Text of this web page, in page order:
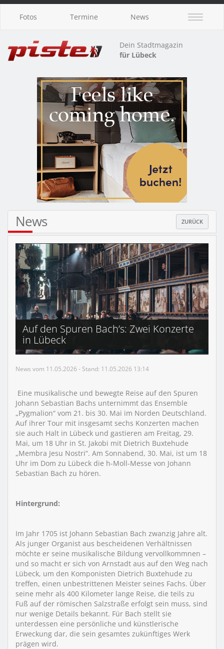
Fotos Termine News
Dein Stadtmagazin
für Lübeck
News ZURÜCK
Auf den Spuren Bach’s: Zwei Konzerte
in Lübeck
News vom 11.05.2026 - Stand: 11.05.2026 13:14
Eine musikalische und bewegte Reise auf den Spuren
Johann Sebastian Bachs unternimmt das Ensemble
„Pygmalion“ vom 21. bis 30. Mai im Norden Deutschland.
Auf ihrer Tour mit insgesamt sechs Konzerten machen
sie auch Halt in Lübeck und gastieren am Freitag, 29.
Mai, um 18 Uhr in St. Jakobi mit Dietrich Buxtehude
„Membra Jesu Nostri“. Am Sonnabend, 30. Mai, ist um 18
Uhr im Dom zu Lübeck die h-Moll-Messe von Johann
Sebastian Bach zu hören.
Hintergrund:
Im Jahr 1705 ist Johann Sebastian Bach zwanzig Jahre alt.
Als junger Organist aus bescheidenen Verhältnissen
möchte er seine musikalische Bildung vervollkommnen –
und so macht er sich von Arnstadt aus auf den Weg nach
Lübeck, um den Komponisten Dietrich Buxtehude zu
treffen, einen unbestrittenen Meister seines Fachs. Über
seine mehr als 400 Kilometer lange Reise, die teils zu
Fuß auf der römischen Salzstraße erfolgt sein muss, sind
nur wenige Details bekannt. Für Bach stellt sie
unterdessen eine persönliche und künstlerische
Erweckung dar, die sein gesamtes zukünftiges Werk
prägen wird.